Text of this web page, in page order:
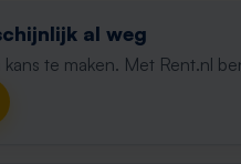
al weg
te maken. Met Rent.nl